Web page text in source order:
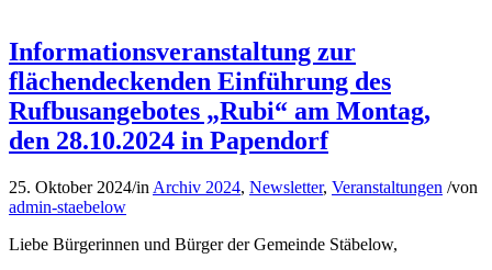
Informationsveranstaltung zur
flächendeckenden Einführung des
Rufbusangebotes „Rubi“ am Montag,
den 28.10.2024 in Papendorf
25. Oktober 2024/in Archiv 2024, Newsletter, Veranstaltungen /von
admin-staebelow
Liebe Bürgerinnen und Bürger der Gemeinde Stäbelow,